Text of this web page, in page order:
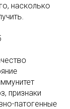
насколько
признаки
патогенные